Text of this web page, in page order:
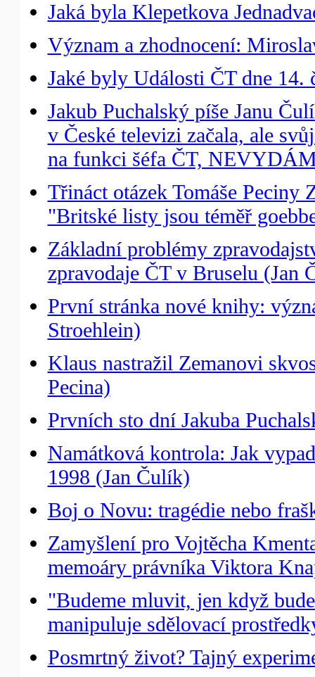
Jaká byla Klepetkova
Význam a zhodnocení:
Jaké byly Události ČT dne 14.
Jakub Puchalský píše Janu
v České televizi začala, ale
na funkci šéfa ČT,
Třináct otázek Tomáše Peciny
"Britské listy jsou téměř
Základní problémy
zpravodaje ČT v Bruselu (Jan
První stránka nové knihy:
Stroehlein)
Klaus nastražil Zemanovi
Pecina)
Prvních sto dní Jakuba
Namátková kontrola: Jak
1998 (Jan Čulík)
Boj o Novu: tragédie nebo
Zamyšlení pro Vojtěcha
memoáry právníka Viktora
"Budeme mluvit, jen když
manipuluje sdělovací
Posmrtný život? Tajný